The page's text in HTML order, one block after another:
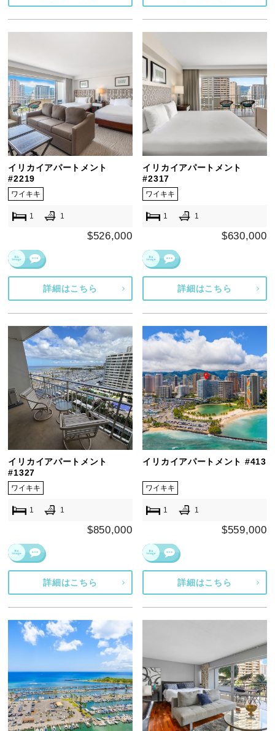
イリカイアパートメント
#2219
ワイキキ
1 1
$526,000
詳細はこちら
イリカイアパートメント
#2317
ワイキキ
1 1
$630,000
詳細はこちら
イリカイアパートメント
#1327
ワイキキ
1 1
$850,000
詳細はこちら
イリカイアパートメント #413
ワイキキ
1 1
$559,000
詳細はこちら